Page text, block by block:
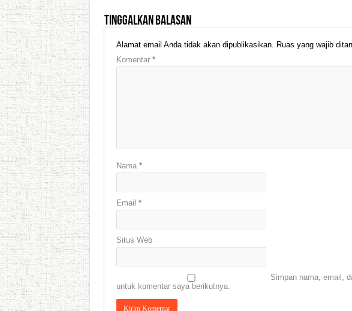
Tinggalkan Balasan
Alamat email Anda tidak akan dipublikasikan. Ruas yang wajib
Komentar *
Nama *
Email *
Situs Web
Simpan nama, email,
untuk komentar saya berikutnya.